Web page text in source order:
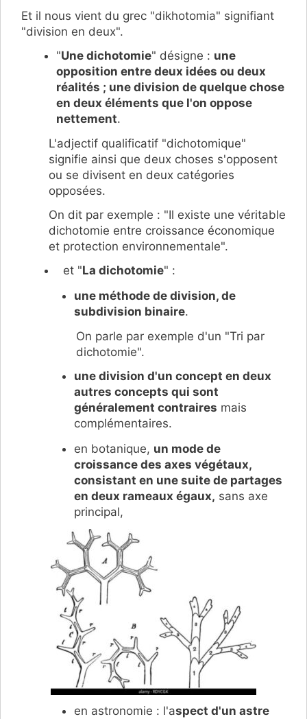
Et il nous vient du grec "dikhotomia" signifiant
"division en deux".
"Une dichotomie" désigne : une
opposition entre deux idées ou deux
réalités ; une division de quelque chose
en deux éléments que l'on oppose
nettement.
L'adjectif qualificatif "dichotomique"
signifie ainsi que deux choses s'opposent
ou se divisent en deux catégories
opposées.
On dit par exemple : "Il existe une véritable
dichotomie entre croissance économique
et protection environnementale".
et "La dichotomie" :
une méthode de division, de
subdivision binaire.
On parle par exemple d'un "Tri par
dichotomie".
une division d'un concept en deux
autres concepts qui sont
généralement contraires mais
complémentaires.
en botanique, un mode de
croissance des axes végétaux,
consistant en une suite de partages
en deux rameaux égaux, sans axe
principal,
en astronomie : l'aspect d'un astre